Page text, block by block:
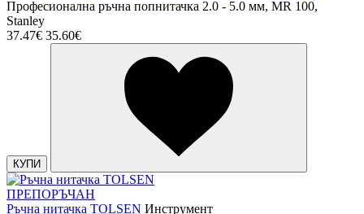
Професионална ръчна попнитачка 2.0 - 5.0 мм, MR 100,
Stanley
37.47€ 35.60€
КУПИ
ПРЕПОРЪЧАН
Ръчна нитачка TOLSEN Инструмент